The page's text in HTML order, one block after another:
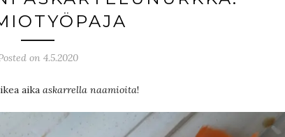
on 4.5.2020
aika askarrella naamioita!